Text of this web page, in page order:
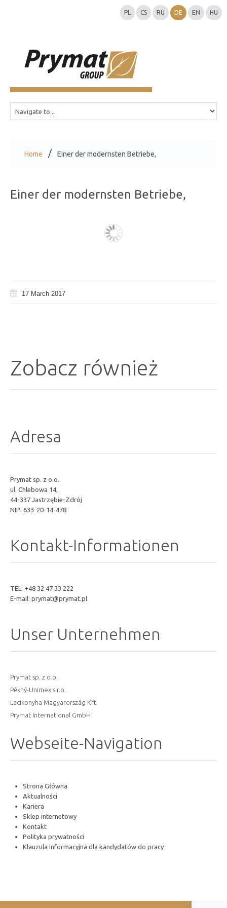
PL CS RU DE EN HU
Home Einer der modernsten Betriebe,
Einer der modernsten Betriebe,
17 March 2017
Zobacz również
Adresa
Prymat sp. z o.o.
ul. Chlebowa 14,
44-337 Jastrzębie-Zdrój
NIP: 633-20-14-478
Kontakt-Informationen
TEL: +48 32 47 33 222
E-mail: prymat@prymat.pl
Unser Unternehmen
Prymat sp. z o.o.
Pěkný-Unimex s.r.o.
Lacikonyha Magyarország Kft.
Prymat International GmbH
Webseite-Navigation
Strona Główna
Aktualności
Kariera
Sklep internetowy
Kontakt
Polityka prywatności
Klauzula informacyjna dla kandydatów do pracy